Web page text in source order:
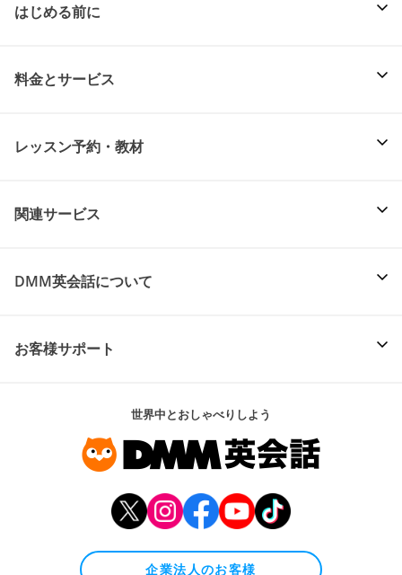
はじめる前に
料金とサービス
レッスン予約・教材
関連サービス
DMM英会話について
お客様サポート
世界中とおしゃべりしよう
企業法人のお客様